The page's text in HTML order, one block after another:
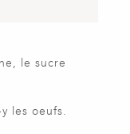
le sucre
les oeufs.